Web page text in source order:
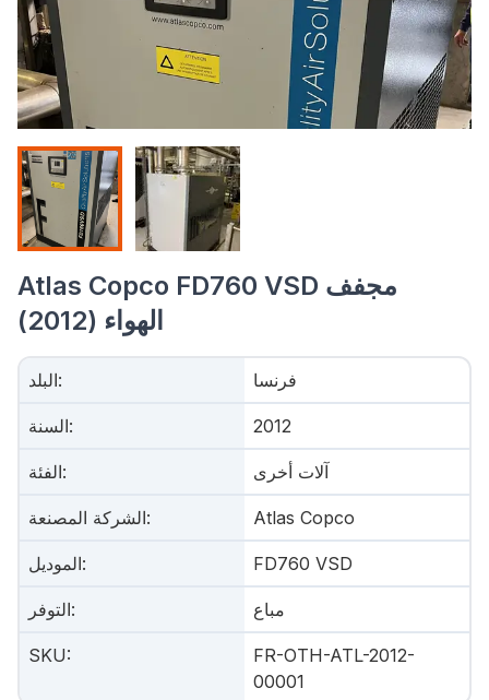
Atlas Copco FD760 VSD مجفف
الهواء (2012)
البلد: فرنسا
السنة: 2012
الفئة: آلات أخرى
الشركة المصنعة: Atlas Copco
الموديل: FD760 VSD
التوفر: مباع
SKU:
FR-OTH-ATL-2012-
00001